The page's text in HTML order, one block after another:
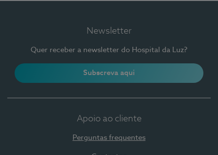
Newsletter
Quer receber a newsletter do Hospital da Luz?
Subscreva aqui
Apoio ao cliente
Perguntas frequentes